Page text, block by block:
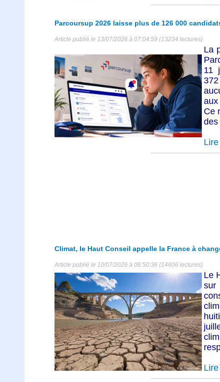
Parcoursup 2026 laisse plus de 126 000
Article publié le 13/07/2026 à 07:04:59 (13234 lectures)
La
11
Ce
des
Climat, le Haut Conseil appelle la France à
Article publié le 10/07/2026 à 06:50:36 (14606 lectures)
Le